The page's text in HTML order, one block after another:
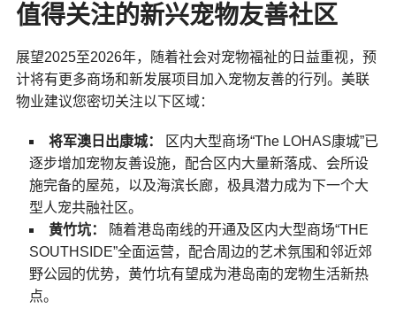
值得关注的新兴宠物友善社区
展望2025至2026年，随着社会对宠物福祉的日益重视，预
计将有更多商场和新发展项目加入宠物友善的行列。美联
物业建议您密切关注以下区域：
将军澳日出康城：
区内大型商场“The LOHAS康城”已
逐步增加宠物友善设施，配合区内大量新落成、会所设
施完备的屋苑，以及海滨长廊，极具潜力成为下一个大
型人宠共融社区。
黄竹坑：
随着港岛南线的开通及区内大型商场“THE
SOUTHSIDE”全面运营，配合周边的艺术氛围和邻近郊
野公园的优势，黄竹坑有望成为港岛南的宠物生活新热
点。